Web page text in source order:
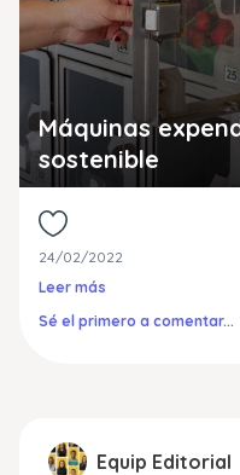
Máquinas
sostenible
24/02/2022
Leer más
Sé el primero a comentar...
Equip Editorial